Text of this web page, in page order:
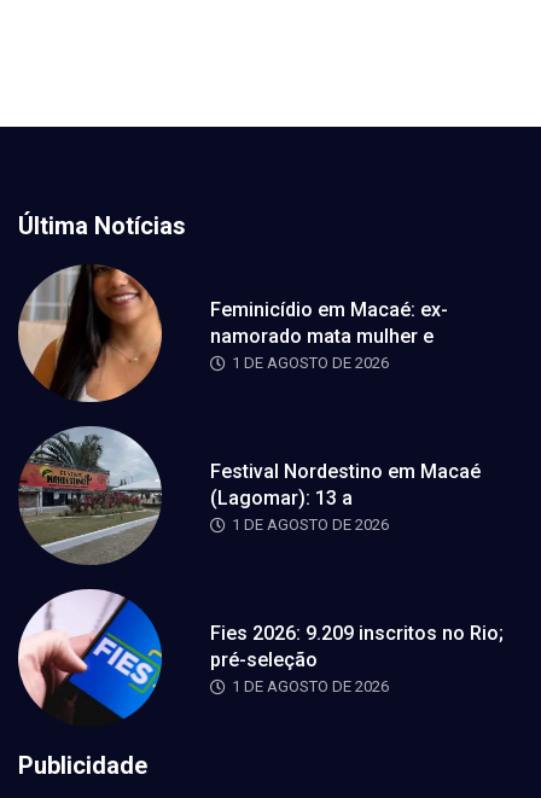
Última Notícias
Feminicídio em Macaé: ex-
namorado mata mulher e
1 DE AGOSTO DE 2026
Festival Nordestino em Macaé
(Lagomar): 13 a
1 DE AGOSTO DE 2026
Fies 2026: 9.209 inscritos no Rio;
pré-seleção
1 DE AGOSTO DE 2026
Publicidade